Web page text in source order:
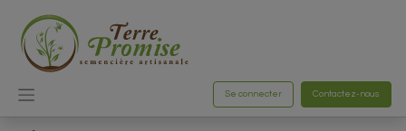
Se connecter Contactez-nous